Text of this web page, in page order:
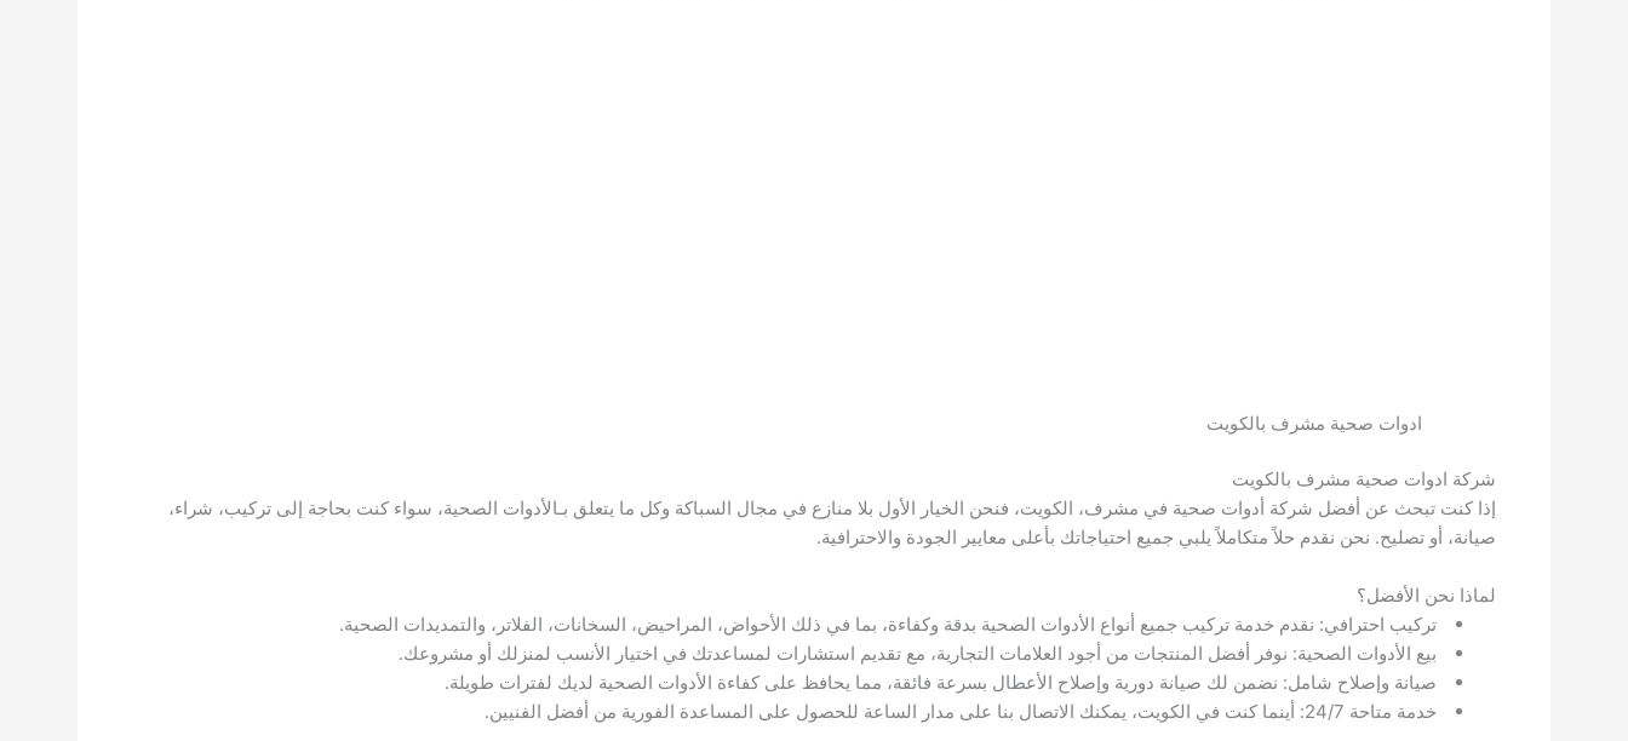
ادوات صحية مشرف بالكويت
شركة ادوات صحية مشرف بالكويت
إذا كنت تبحث عن أفضل شركة أدوات صحية في مشرف، الكويت، فنحن الخيار الأول بلا منازع في مجال السباكة وكل ما يتعلق بـالأدوات الصحية، سواء كنت بحاجة إلى تركيب، شراء،
صيانة، أو تصليح. نحن نقدم حلاً متكاملاً يلبي جميع احتياجاتك بأعلى معايير الجودة والاحترافية.
لماذا نحن الأفضل؟
تركيب احترافي: نقدم خدمة تركيب جميع أنواع الأدوات الصحية بدقة وكفاءة، بما في ذلك الأحواض، المراحيض، السخانات، الفلاتر، والتمديدات الصحية.
بيع الأدوات الصحية: نوفر أفضل المنتجات من أجود العلامات التجارية، مع تقديم استشارات لمساعدتك في اختيار الأنسب لمنزلك أو مشروعك.
صيانة وإصلاح شامل: نضمن لك صيانة دورية وإصلاح الأعطال بسرعة فائقة، مما يحافظ على كفاءة الأدوات الصحية لديك لفترات طويلة.
خدمة متاحة 24/7: أينما كنت في الكويت، يمكنك الاتصال بنا على مدار الساعة للحصول على المساعدة الفورية من أفضل الفنيين.